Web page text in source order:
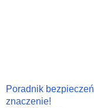
Poradnik
znaczenie!